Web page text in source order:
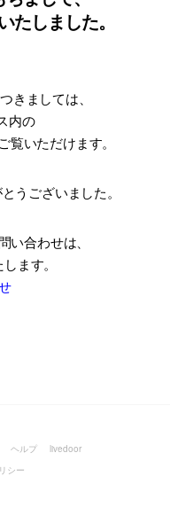
たしました。
きましては
内の
覧いただけます。
うございました。
い合わせは、
ます。
ヘルプ
livedoor
シー